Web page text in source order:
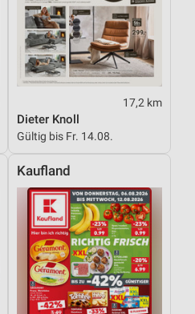
17,2 km
Dieter Knoll
Gültig bis Fr. 14.08.
Kaufland